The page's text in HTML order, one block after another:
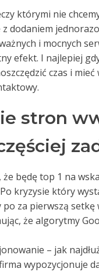
którymi nie
dodaniem
i mocnych
efekt. I najlepiej
czas i
stron
będę top 1 na
kryzysie który
za pierwszą
że algorytmy
– jak
wypozycjonuje